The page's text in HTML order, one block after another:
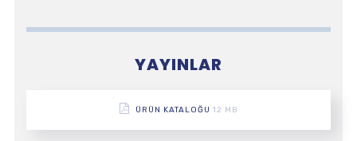
YAYINLAR
ÜRÜN KATALOĞU 12 MB